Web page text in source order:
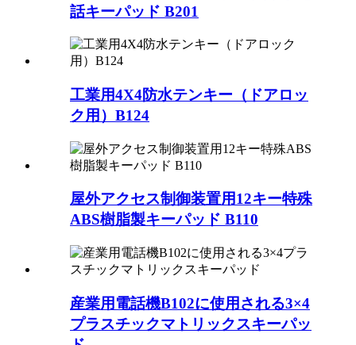
話キーパッド B201
工業用4X4防水テンキー（ドアロッ
ク用）B124
屋外アクセス制御装置用12キー特殊
ABS樹脂製キーパッド B110
産業用電話機B102に使用される3×4
プラスチックマトリックスキーパッ